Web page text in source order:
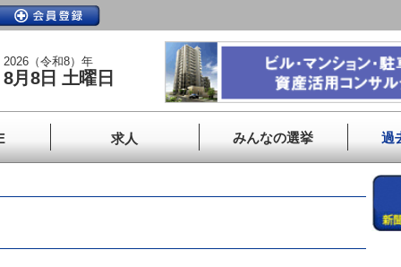
2026（令和8）年
8月8日 土曜日
求人 みんなの選挙 過